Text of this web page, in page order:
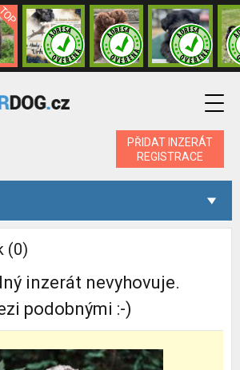
PŘIDAT INZERÁT
REGISTRACE
(0)
inzerát nevyhovuje.
podobnými :-)